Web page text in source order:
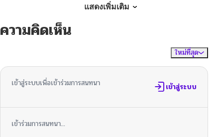
แสดงเพิ่มเติม
ความคิดเห็น
ใหม่ที่สุด
เข้าสู่ระบบเพื่อเข้าร่วมการสนทนา เข้าสู่ระบบ
เข้าร่วมการสนทนา...